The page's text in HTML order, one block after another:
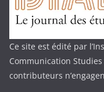
Ce site est édité par
Communication
contributeurs